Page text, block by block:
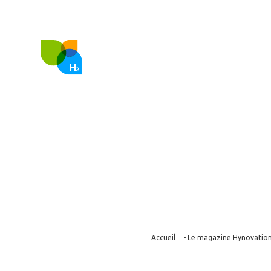
Accueil - Le magazine